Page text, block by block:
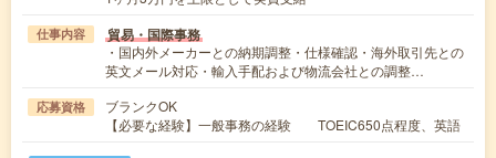
仕事内容 貿易・国際事務
・国内外メーカーとの納期調整・仕様確認・海外取引先との
英文メール対応・輸入手配および物流会社との調整…
応募資格
ブランクOK
【必要な経験】一般事務の経験 TOEIC650点程度、英語